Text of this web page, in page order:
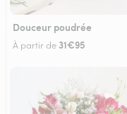
Douceur poudrée
À partir de 31€95